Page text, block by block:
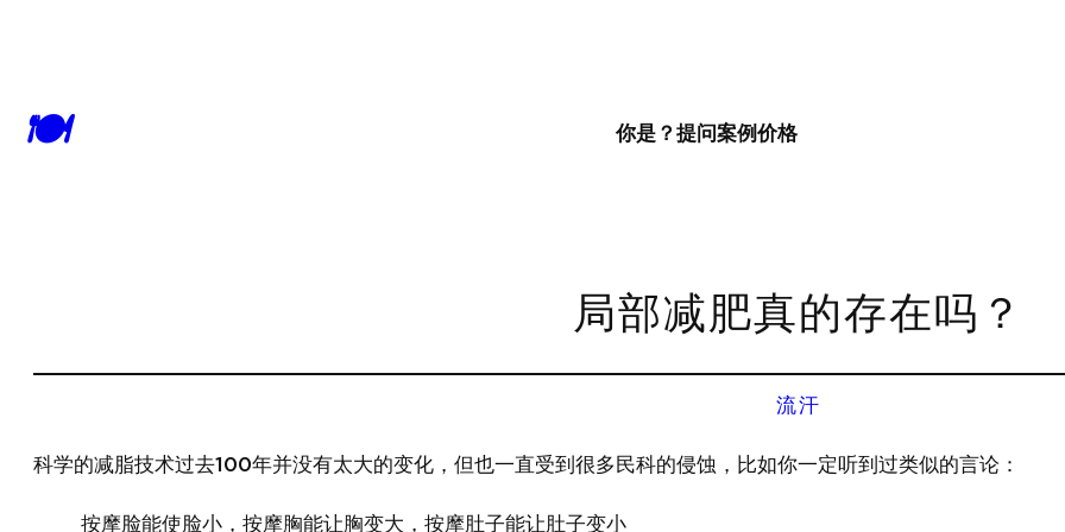
🍽 你是？ 提问案例价格
局部减肥真的存在吗？
流汗
科学的减脂技术过去100年并没有太大的变化，但也一直受到很多民科的侵蚀，比如你一定听到过类似的言论：
按摩脸能使脸小，按摩胸能让胸变大，按摩肚子能让肚子变小